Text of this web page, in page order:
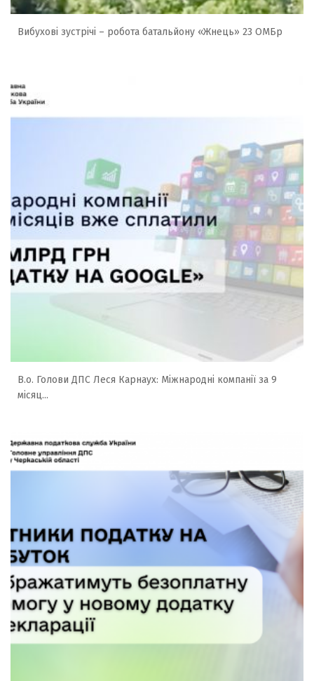
Вибухові зустрічі – робота батальйону «Жнець» 23 ОМБр
В.о. Голови ДПС Леся Карнаух: Міжнародні компанії за 9
місяц...